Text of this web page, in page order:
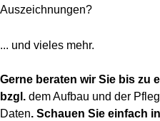
Auszeichnungen?
... und vieles mehr.
Gerne beraten wir Sie bis zu
bzgl. dem Aufbau und der
Daten. Schauen Sie einfach